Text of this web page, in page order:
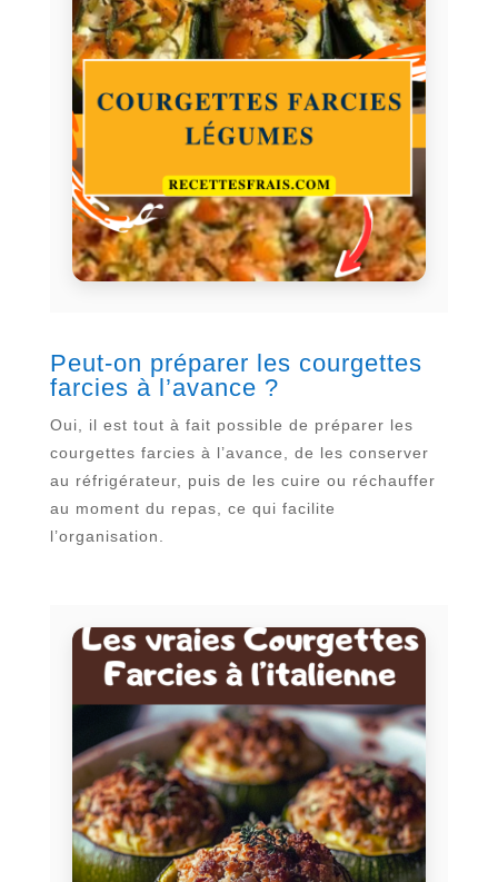
Peut-on préparer les courgettes
farcies à l’avance ?
Oui, il est tout à fait possible de préparer les
courgettes farcies à l’avance, de les conserver
au réfrigérateur, puis de les cuire ou réchauffer
au moment du repas, ce qui facilite
l’organisation.